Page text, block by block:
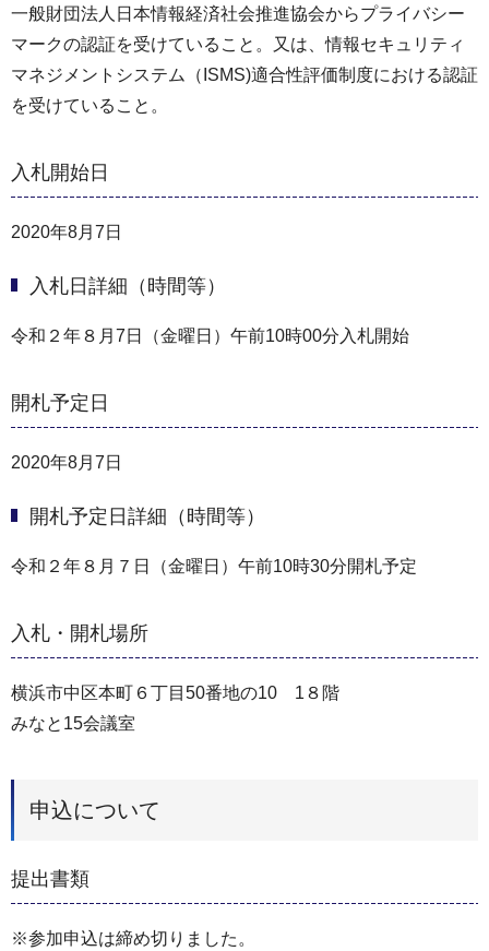
一般財団法人日本情報経済社会推進協会からプライバシー
マークの認証を受けていること。又は、情報セキュリティ
マネジメントシステム（ISMS)適合性評価制度における認証
を受けていること。
入札開始日
2020年8月7日
入札日詳細（時間等）
令和２年８月7日（金曜日）午前10時00分入札開始
開札予定日
2020年8月7日
開札予定日詳細（時間等）
令和２年８月７日（金曜日）午前10時30分開札予定
入札・開札場所
横浜市中区本町６丁目50番地の10 1８階
みなと15会議室
申込について
提出書類
※参加申込は締め切りました。